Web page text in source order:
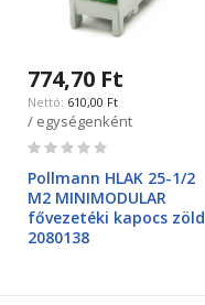
774,70 Ft
610,00 Ft
/ egységenként
Rating:
Pollmann HLAK 25-1/2
M2 MINIMODULAR
fővezetéki kapocs zöld
2080138